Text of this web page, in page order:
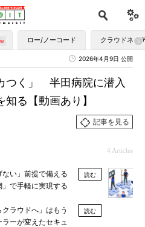
ロー/ノーコード クラウドネイ
2026年4月9日 公開
つく」 半田病院に潜入
る【動画あり】
記事を見る
4 Articles
ない」前提で備える
で手軽に実現する
読む
ラウドへ」はもう
ーが変えたセキュ
読む